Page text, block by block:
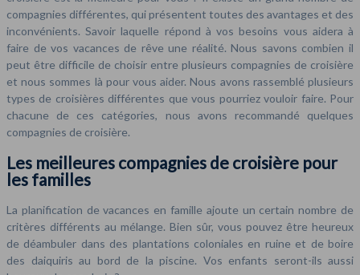
compagnies différentes, qui présentent toutes des avantages et des
inconvénients. Savoir laquelle répond à vos besoins vous aidera à
faire de vos vacances de rêve une réalité. Nous savons combien il
peut être difficile de choisir entre plusieurs compagnies de croisière
et nous sommes là pour vous aider. Nous avons rassemblé plusieurs
types de croisières différentes que vous pourriez vouloir faire. Pour
chacune de ces catégories, nous avons recommandé quelques
compagnies de croisière.
Les meilleures compagnies de croisière pour
les familles
La planification de vacances en famille ajoute un certain nombre de
critères différents au mélange. Bien sûr, vous pouvez être heureux
de déambuler dans des plantations coloniales en ruine et de boire
des daiquiris au bord de la piscine. Vos enfants seront-ils aussi